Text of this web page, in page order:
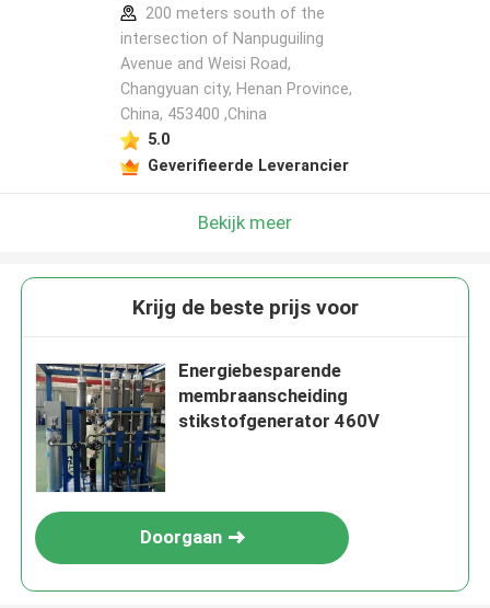
200 meters south of the
intersection of Nanpuguiling
Avenue and Weisi Road,
Changyuan city, Henan Province,
China, 453400 ,China
5.0
Geverifieerde Leverancier
Bekijk meer
Krijg de beste prijs voor
Energiebesparende
membraanscheiding
stikstofgenerator 460V
Doorgaan